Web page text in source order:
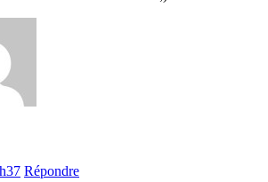
Répondre